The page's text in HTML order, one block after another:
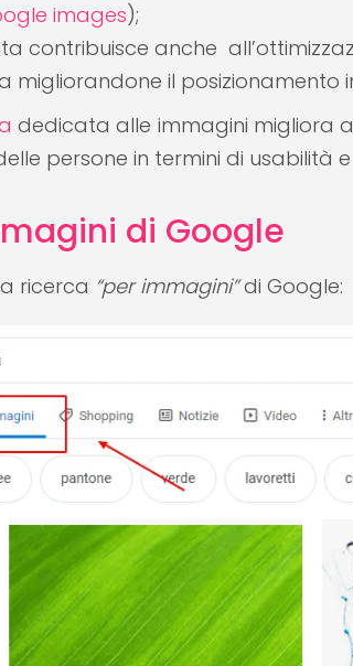
images);
contribuisce anche
il posizionamento in
dedicata alle immagini migliora
persone in termini di usabilità e
di Google
ricerca “per immagini”di Google: